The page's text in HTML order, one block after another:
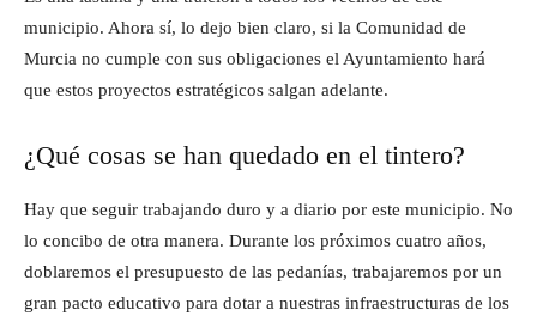
municipio. Ahora sí, lo dejo bien claro, si la Comunidad de
Murcia no cumple con sus obligaciones el Ayuntamiento hará
que estos proyectos estratégicos salgan adelante.
¿Qué cosas se han quedado en el tintero?
Hay que seguir trabajando duro y a diario por este municipio. No
lo concibo de otra manera. Durante los próximos cuatro años,
doblaremos el presupuesto de las pedanías, trabajaremos por un
gran pacto educativo para dotar a nuestras infraestructuras de los